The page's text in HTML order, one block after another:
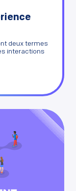
deux termes
interactions